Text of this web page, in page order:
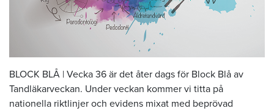
BLOCK BLÅ | Vecka 36 är det åter dags för Block Blå av
Tandläkarveckan. Under veckan kommer vi titta på
nationella riktlinjer och evidens mixat med beprövad